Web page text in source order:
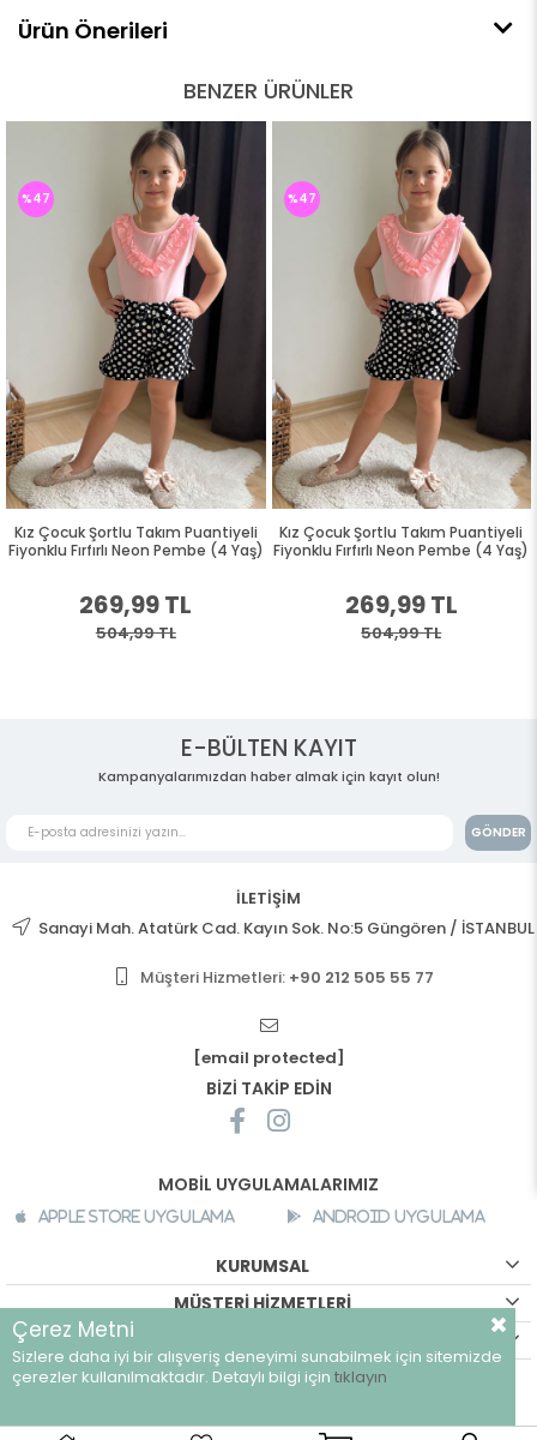
Ürün Önerileri
BENZER ÜRÜNLER
Kız Çocuk Şortlu Takım Puantiyeli
Fiyonklu Fırfırlı Neon Pembe (4 Yaş)
269,99 TL
504,99 TL
%47
Kız Çocuk Şortlu Takım Puantiyeli
Fiyonklu Fırfırlı Neon Pembe (4 Yaş)
269,99 TL
504,99 TL
%47
E-BÜLTEN KAYIT
Kampanyalarımızdan haber almak için kayıt olun!
GÖNDER
İLETİŞİM
Sanayi Mah. Atatürk Cad. Kayın Sok. No:5 Güngören / İSTANBUL
Müşteri Hizmetleri: +90 212 505 55 77
[email protected]
BİZİ TAKİP EDİN
MOBİL UYGULAMALARIMIZ
Apple Store Uygulama Android Uygulama
KURUMSAL
MÜŞTERİ HİZMETLERİ
©breeze.com.tr - Tüm hakları saklıdır.
Çerez Metni
Sizlere daha iyi bir alışveriş deneyimi sunabilmek için sitemizde
çerezler kullanılmaktadır. Detaylı bilgi için tıklayın